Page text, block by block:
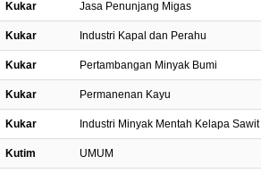
Kukar Jasa Penunjang Migas
Kukar Industri Kapal dan Perahu
Kukar Pertambangan Minyak Bumi
Kukar Permanenan Kayu
Kukar Industri Minyak Mentah Kelapa Sawit
Kutim UMUM